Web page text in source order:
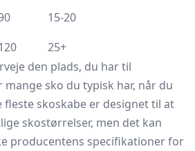
15-20
25+
den plads, du har til
sko du typisk har, når du
skoskabe er designet til at
skostørrelser, men det kan
producentens specifikationer for